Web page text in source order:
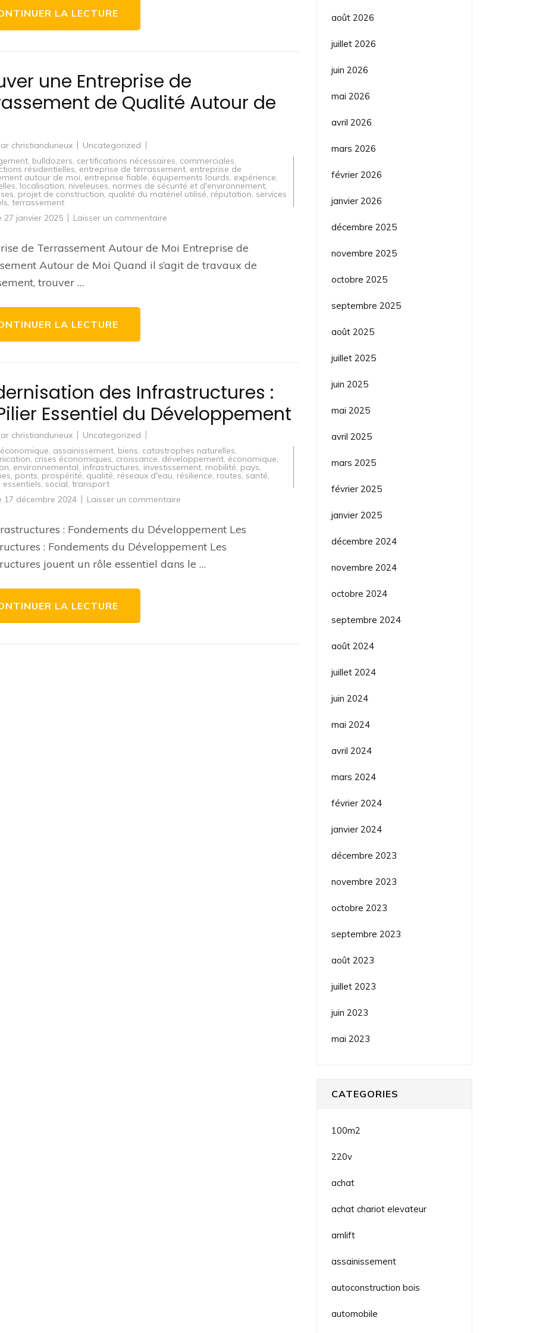
LA LECTURE
une Entreprise de
de Qualité Autour de
christiandurieux
Uncategorized
, bulldozers, certifications nécessaires, commerciales,
résidentielles, entreprise de terrassement, entreprise de
autour de moi, entreprise fiable, équipements lourds, expérience,
, localisation, niveleuses, normes de sécurité et d'environnement,
, projet de construction, qualité du matériel utilisé, réputation, services
, terrassement
27 janvier 2025 Laisser un commentaire
Entreprise
de
Terrassement
de
de Terrassement Autour de Moi Entreprise de
Autour de Moi Quand il s’agit de travaux de
trouver …
LA LECTURE
des Infrastructures :
Essentiel du Développement
christiandurieux
Uncategorized
, assainissement, biens, catastrophes naturelles,
, crises économiques, croissance, développement, économique,
, environnemental, infrastructures, investissement, mobilité, pays,
, ponts, prospérité, qualité, réseaux d'eau, résilience, routes, santé,
essentiels, social, transport
17 décembre 2024 Laisser un commentaire
Infrastructures
:
Pilier
du
: Fondements du Développement Les
: Fondements du Développement Les
jouent un rôle essentiel dans le …
LA LECTURE
août 2026
juillet 2026
juin 2026
mai 2026
avril 2026
mars 2026
février 2026
janvier 2026
décembre 2025
novembre 2025
octobre 2025
septembre 2025
août 2025
juillet 2025
juin 2025
mai 2025
avril 2025
mars 2025
février 2025
janvier 2025
décembre 2024
novembre 2024
octobre 2024
septembre 2024
août 2024
juillet 2024
juin 2024
mai 2024
avril 2024
mars 2024
février 2024
janvier 2024
décembre 2023
novembre 2023
octobre 2023
septembre 2023
août 2023
juillet 2023
juin 2023
mai 2023
CATEGORIES
100m2
220v
achat
achat chariot elevateur
amlift
assainissement
autoconstruction bois
automobile